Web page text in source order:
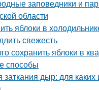
заповедники и
области
яблоки в
свежесть
сохранить яблоки в
способы
заткания дыр: для каких